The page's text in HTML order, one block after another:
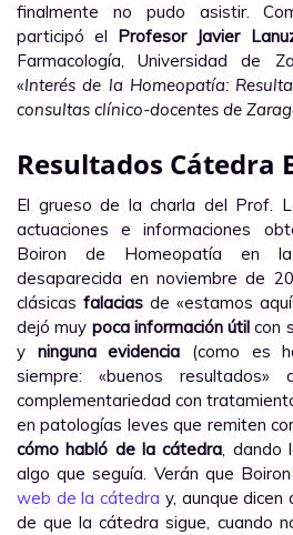
finalmente no pudo asistir.
participó el Profesor Javier
Farmacología, Universidad de
«Interés de la Homeopatía:
consultas clínico-docentes de
Resultados Cátedra
El grueso de la charla del Prof.
actuaciones e informaciones
Boiron de Homeopatía en
desaparecida en noviembre de
clásicas falaciasde «estamos
dejó muy poca información útil con
y ninguna evidencia (como es
siempre: «buenos
complementariedad con
en patologías leves que remiten
cómo habló de la cátedra, dando
algo que seguía. Verán que
web de la cátedra y, aunque dicen
de que la cátedra sigue, cuando